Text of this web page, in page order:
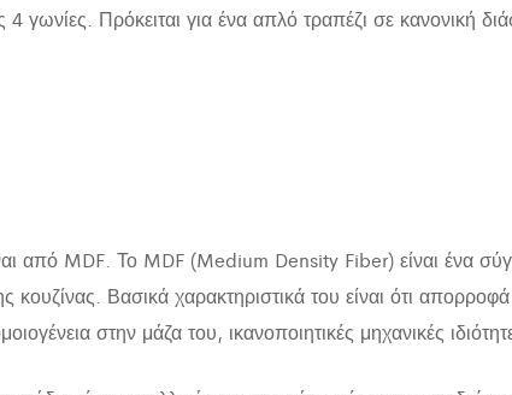
4 γωνίες. Πρόκειται για ένα απλό τραπέζι σε κανονική
από MDF. Το MDF (Medium Density Fiber) είναι ένα
κουζίνας. Βασικά χαρακτηριστικά του είναι ότι
στην μάζα του, ικανοποιητικές μηχανικές